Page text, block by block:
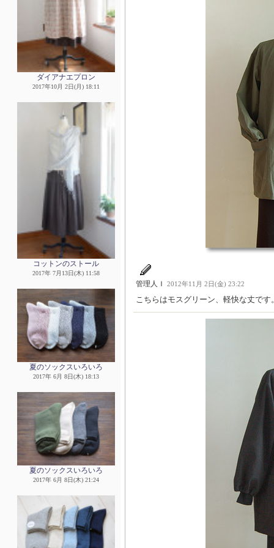
ダイアナエプロン
2017年10月 2日(月) 18:11
コットンのストール
2017年 7月13日(木) 11:58
夏のソックスいろいろ
2017年 6月 8日(木) 18:13
夏のソックスいろいろ
2017年 6月 8日(木) 21:24
管理人Ｉ 2012年11月 2日(金) 23:22
こちらはモスグリーン、軽快な丈です